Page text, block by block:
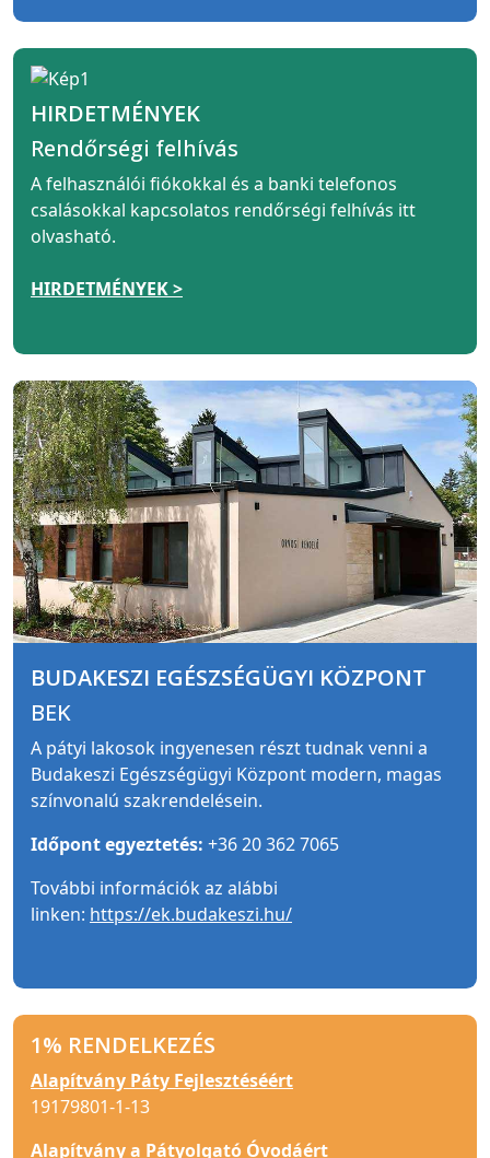
HIRDETMÉNYEK
Rendőrségi felhívás
A felhasználói fiókokkal és a banki telefonos
csalásokkal kapcsolatos rendőrségi felhívás itt
olvasható.
HIRDETMÉNYEK >
BUDAKESZI EGÉSZSÉGÜGYI KÖZPONT
BEK
A pátyi lakosok ingyenesen részt tudnak venni a
Budakeszi Egészségügyi Központ modern, magas
színvonalú szakrendelésein.
Időpont egyeztetés: +36 20 362 7065
További információk az alábbi
linken: https://ek.budakeszi.hu/
1% RENDELKEZÉS
Alapítvány Páty Fejlesztéséért
19179801-1-13
Alapítvány a Pátyolgató Óvodáért